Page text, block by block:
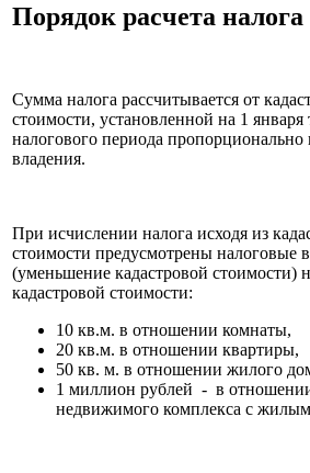
Порядок расчета налога
Сумма налога рассчитывается от
стоимости, установленной на 1 января
налогового периода пропорционально
владения.
При исчислении налога исходя из
стоимости предусмотрены налоговые
(уменьшение кадастровой стоимости)
кадастровой стоимости:
10 кв.м. в отношении комнаты,
20 кв.м. в отношении квартиры,
50 кв. м. в отношении жилого
1 миллион рублей - в
недвижимого комплекса с